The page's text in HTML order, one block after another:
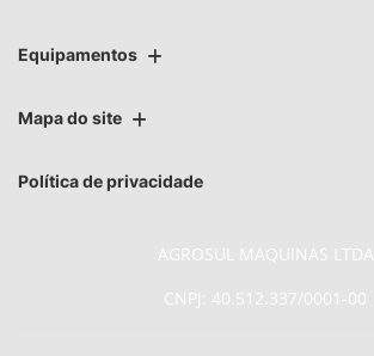
Equipamentos
Mapa do site
Política de privacidade
AGROSUL MAQUINAS LTDA
CNPJ: 40.512.337/0001-00